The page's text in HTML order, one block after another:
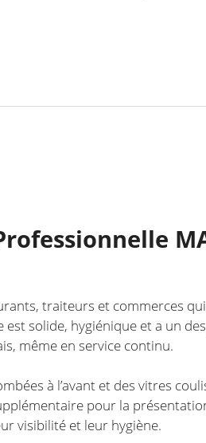
Vos
traiteurs et commerces
solide, hygiénique et a un
même en service continu.
à l’avant et des vitres
pour la
visibilité et leur hygiène.